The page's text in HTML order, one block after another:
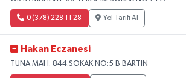
0 (378) 228 11 28 Yol Tarifi Al
Hakan Eczanesi
TUNA MAH. 844.SOKAK NO:5 B BARTIN